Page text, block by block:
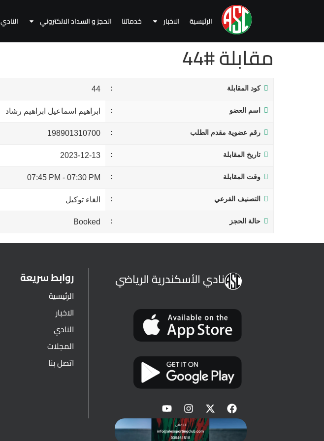
الرئيسية الاخبار خدماتنا الحجز و السداد الالكتروني النادي
مقابلة #44
كود المقابلة 44
اسم العضو ابراهيم اسماعيل ابراهيم رشاد
رقم عضوية مقدم الطلب 198901310700
تاريخ المقابلة 2023-12-13
وقت المقابلة 07:30 PM
-
07:45 PM
التصنيف الفرعي الغاء توكيل
حالة الحجز Booked
نادي الأسكندرية الرياضي روابط سريعة
الرئيسية
الاخبار
النادي
المجلات
اتصل بنا